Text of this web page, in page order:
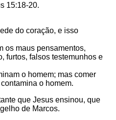
15:18-20.
do coração, e isso
os maus pensamentos,
furtos, falsos testemunhos e
o homem; mas comer
o homem.
que Jesus ensinou, que
de Marcos.